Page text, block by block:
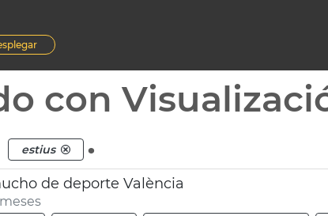
con
estius .
de deporte València